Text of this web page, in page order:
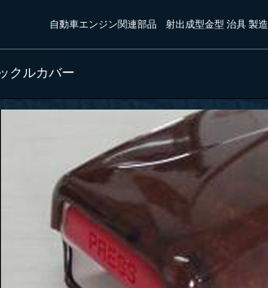
自動車エンジン関連部品 射出成型金型 治具 製造
クルカバー